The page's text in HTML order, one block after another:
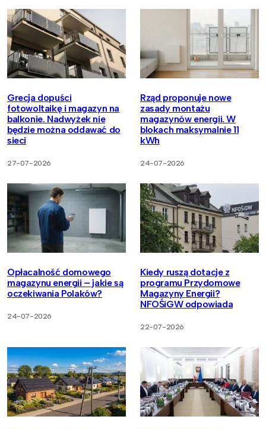
Grecja dopuści
fotowoltaikę i magazyn na
balkonie. Nadwyżek nie
będzie można oddawać do
sieci
27-07-2026
Rząd proponuje nowe
zasady montażu
magazynów energii. W
blokach maksymalnie 11
kWh
24-07-2026
Opłacalność domowego
magazynu energii – jakie są
oczekiwania Polaków?
24-07-2026
Kiedy ruszą dotacje z
programu Przydomowe
Magazyny Energii?
NFOŚiGW odpowiada
22-07-2026